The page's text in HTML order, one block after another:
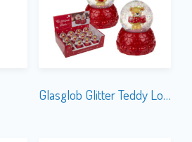
Glasglob Glitter Teddy Love